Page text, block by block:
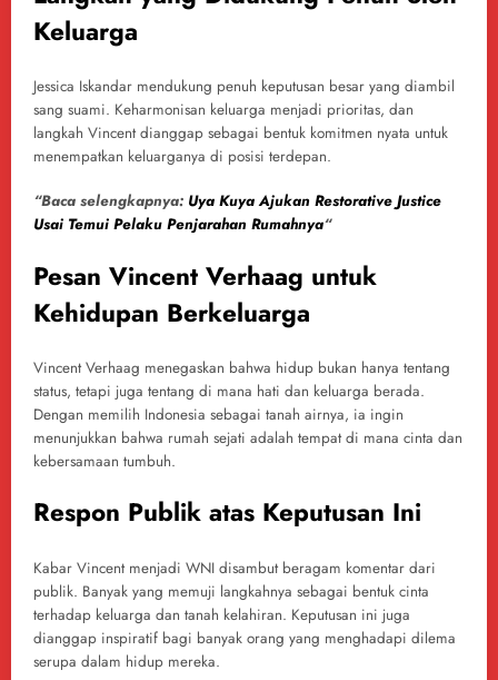
Keluarga
Jessica Iskandar mendukung penuh keputusan besar yang diambil
sang suami. Keharmonisan keluarga menjadi prioritas, dan
langkah Vincent dianggap sebagai bentuk komitmen nyata untuk
menempatkan keluarganya di posisi terdepan.
“Baca selengkapnya: Uya Kuya Ajukan Restorative Justice
Usai Temui Pelaku Penjarahan Rumahnya“
Pesan Vincent Verhaag untuk
Kehidupan Berkeluarga
Vincent Verhaag menegaskan bahwa hidup bukan hanya tentang
status, tetapi juga tentang di mana hati dan keluarga berada.
Dengan memilih Indonesia sebagai tanah airnya, ia ingin
menunjukkan bahwa rumah sejati adalah tempat di mana cinta dan
kebersamaan tumbuh.
Respon Publik atas Keputusan Ini
Kabar Vincent menjadi WNI disambut beragam komentar dari
publik. Banyak yang memuji langkahnya sebagai bentuk cinta
terhadap keluarga dan tanah kelahiran. Keputusan ini juga
dianggap inspiratif bagi banyak orang yang menghadapi dilema
serupa dalam hidup mereka.